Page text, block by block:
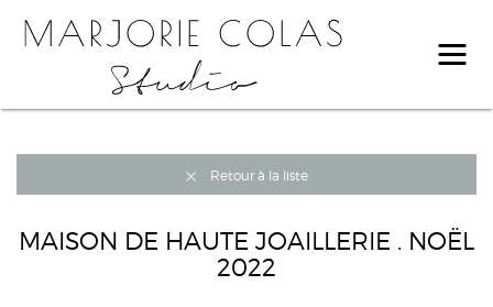
Retour à la liste
MAISON DE HAUTE JOAILLERIE . NOËL
2022